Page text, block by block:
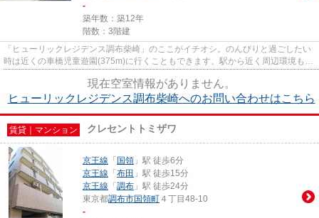
-
築年数：築12年
階数：3階建
「ヒューリックレジデンス調布柴崎」のここがイチオシ。のんびりと過ごしたい
時は近くの車橋児童遊園(375m)に行くこともできます。駅から近く周辺環境も良
現在空室情報がありません。
ヒューリックレジデンス調布柴崎へのお問い合わせはこちら
賃貸｜マンション クレセントトミザワ
京王線 「 国領 」駅 徒歩6分
京王線 「 布田 」駅 徒歩15分
京王線 「 調布 」駅 徒歩24分
東京都調布市国領町 ４丁目48-10
-